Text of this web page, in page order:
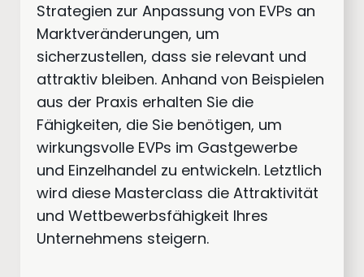
Strategien zur Anpassung von EVPs an
Marktveränderungen, um
sicherzustellen, dass sie relevant und
attraktiv bleiben. Anhand von Beispielen
aus der Praxis erhalten Sie die
Fähigkeiten, die Sie benötigen, um
wirkungsvolle EVPs im Gastgewerbe
und Einzelhandel zu entwickeln. Letztlich
wird diese Masterclass die Attraktivität
und Wettbewerbsfähigkeit Ihres
Unternehmens steigern.